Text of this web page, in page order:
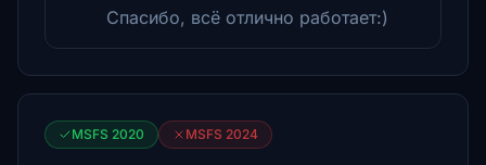
Спасибо, всё отлично работает:)
MSFS 2020 MSFS 2024